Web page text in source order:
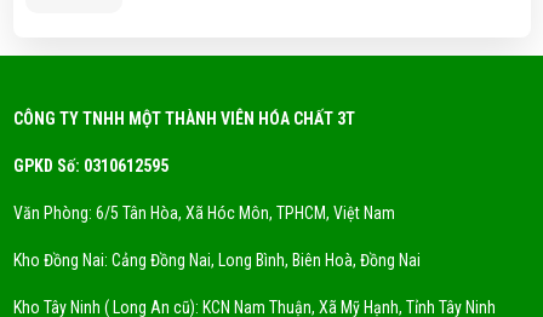
FRI 05, 2026
Xu Hướng Dung Môi Thân Thiện Môi Trường - Eco
CÔNG TY TNHH MỘT THÀNH VIÊN HÓA CHẤT 3T
GPKD Số: 0310612595
Văn Phòng: 6/5 Tân Hòa, Xã Hóc Môn, TPHCM, Việt Nam
Kho Đồng Nai: Cảng Đồng Nai, Long Bình, Biên Hoà, Đồng Nai
Kho Tây Ninh ( Long An cũ): KCN Nam Thuận, Xã Mỹ Hạnh, Tỉnh Tây Ninh